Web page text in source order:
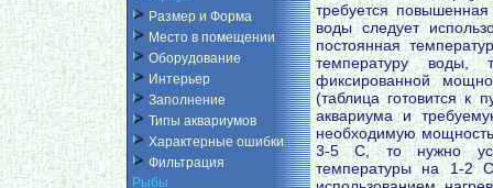
Размер и Форма
Место в помещении
Оборудование
Интерьер
Заполнение
Типы аквариумов
Характерные ошибки
Фильтрация
Рыбы
требуется
воды следует
постоянная
температуру воды,
фиксированной
(таблица готовится к
аквариума и
необходимую
3-5 С, то нужно
температуры на 1-2